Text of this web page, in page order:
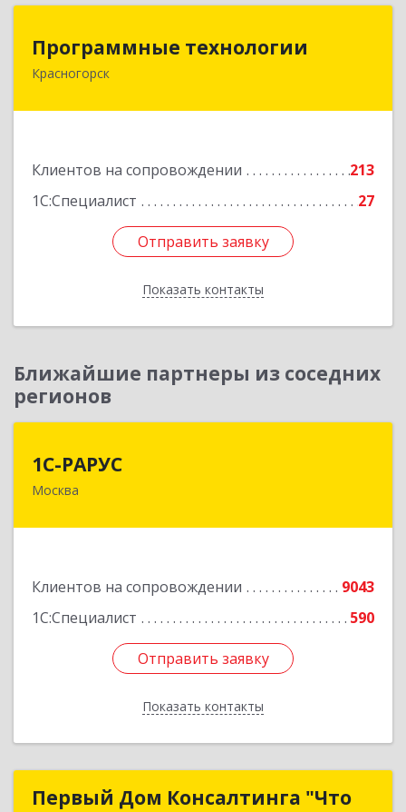
Программные технологии
Красногорск
Клиентов на сопровождении
213
1С:Специалист
27
Отправить заявку
Показать контакты
143408, Московская обл, Красногорский р-н,
Отправить заявку
Назад
Ближайшие партнеры из соседних
регионов
1С-РАРУС
Москва
Клиентов на сопровождении
9043
1С:Специалист
590
Отправить заявку
Показать контакты
127434, Москва г, Дмитровское ш, дом № 9Б
Отправить заявку
Назад
Первый Дом Консалтинга "Что
Первый Дом Консалтинга "Что